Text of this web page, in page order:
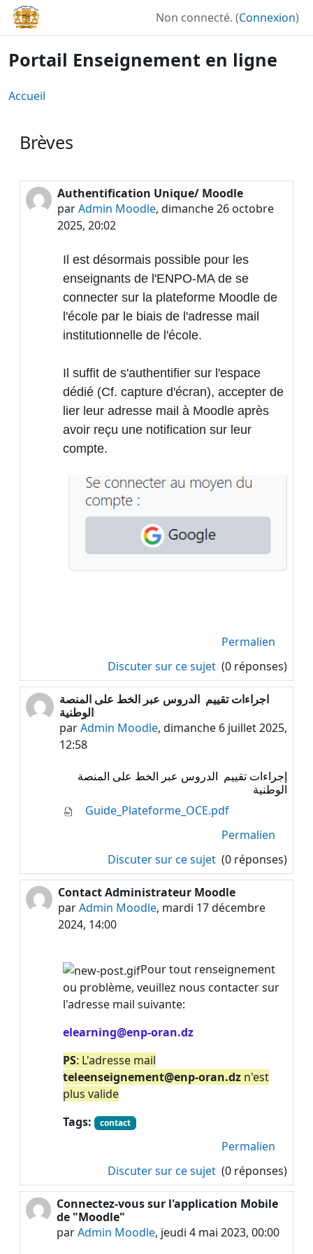
Passer au contenu principal
Non connecté. (Connexion)
Portail Enseignement en ligne
Accueil
Brèves
Authentification Unique/ Moodle
parAdmin Moodle,dimanche 26 octobre
2025, 20:02
Il est désormais possible pour les
enseignants de l'ENPO-MA de se
connecter sur la plateforme Moodle de
l'école par le biais de l'adresse mail
institutionnelle de l'école.
Il suffit de s'authentifier sur l'espace
dédié (Cf. capture d'écran), accepter de
lier leur adresse mail à Moodle après
avoir reçu une notification sur leur
compte.
Permalien
Discuter sur ce sujet (0 réponses)
اجراءات تقييم الدروس عبر الخط على المنصة
الوطنية
parAdmin Moodle, dimanche 6 juillet 2025,
12:58
إجراءات تقييم الدروس عبر الخط على المنصة
الوطنية
Guide_Plateforme_OCE.pdf
Permalien
Discuter sur ce sujet (0 réponses)
Contact Administrateur Moodle
parAdmin Moodle, mardi 17 décembre
2024, 14:00
Pour tout renseignement
ou problème, veuillez nous contacter sur
l'adresse mail suivante:
elearning@enp-oran.dz
PS: L'adresse mail
teleenseignement@enp-oran.dz n'est
plus valide
Tags:
contact
Permalien
Discuter sur ce sujet (0 réponses)
Connectez-vous sur l'application Mobile
de "Moodle"
parAdmin Moodle, jeudi 4 mai 2023, 00:00